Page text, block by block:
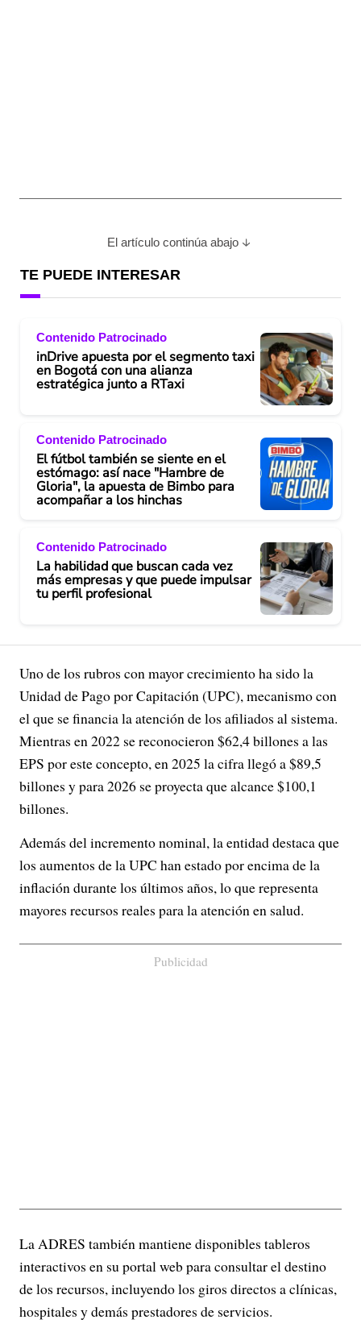
El artículo continúa abajo
TE PUEDE INTERESAR
Contenido Patrocinado
inDrive apuesta por el segmento taxi
en Bogotá con una alianza
estratégica junto a RTaxi
Contenido Patrocinado
El fútbol también se siente en el
estómago: así nace "Hambre de
Gloria", la apuesta de Bimbo para
acompañar a los hinchas
Contenido Patrocinado
La habilidad que buscan cada vez
más empresas y que puede impulsar
tu perfil profesional
Uno de los rubros con mayor crecimiento ha sido la
Unidad de Pago por Capitación (UPC), mecanismo con
el que se financia la atención de los afiliados al sistema.
Mientras en 2022 se reconocieron $62,4 billones a las
EPS por este concepto, en 2025 la cifra llegó a $89,5
billones y para 2026 se proyecta que alcance $100,1
billones.
Además del incremento nominal, la entidad destaca que
los aumentos de la UPC han estado por encima de la
inflación durante los últimos años, lo que representa
mayores recursos reales para la atención en salud.
Publicidad
La ADRES también mantiene disponibles tableros
interactivos en su portal web para consultar el destino
de los recursos, incluyendo los giros directos a clínicas,
hospitales y demás prestadores de servicios.